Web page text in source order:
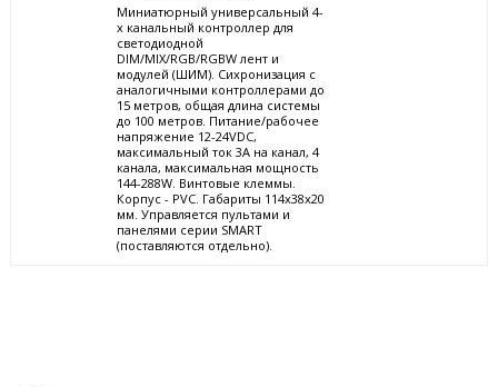
Миниатюрный универсальный 4-
х канальный контроллер для
светодиодной
DIM/MIX/RGB/RGBW лент и
модулей (ШИМ). Сихронизация с
аналогичными контроллерами до
15 метров, общая длина системы
до 100 метров. Питание/рабочее
напряжение 12-24VDC,
максимальный ток 3A на канал, 4
канала, максимальная мощность
144-288W. Винтовые клеммы.
Корпус - PVC. Габариты 114x38x20
мм. Управляется пультами и
панелями серии SMART
(поставляются отдельно).